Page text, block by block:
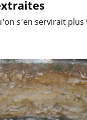
s'en servirait plus